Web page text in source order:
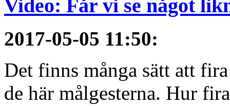
Video: Får vi se något
2017-05-05 11:50:
Det finns många sätt att
de här målgesterna. Hur